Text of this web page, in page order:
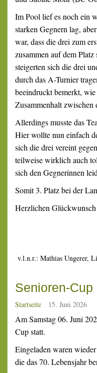
Im Pool lief es noch ein
starken Gegnern lag,
war, dass die drei zum
zusammen auf dem
steigerten sich die drei
durch das A-Turnier
beeindruckt bemerkt,
Zusammenhalt zwischen
Allerdings musste das
Hier wollte nun einfach
sich die drei vereint
teilweise wirklich auch
sich den Gegnerinnen
Somit 3. Platz bei der
Herzlichen
v.l.n.r.: Mathias Ungerer,
Senioren-Cup
Startseite 15. Juni 2026
Am Samstag 06. Juni
Cup statt.
Eingeladen waren
die das 70. Lebensjahr